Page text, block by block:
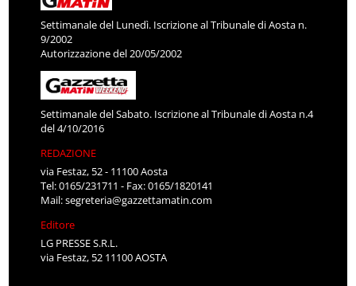
Settimanale del Lunedì. Iscrizione al Tribunale di Aosta n.
9/2002
Autorizzazione del 20/05/2002
Settimanale del Sabato. Iscrizione al Tribunale di Aosta n.4
del 4/10/2016
REDAZIONE
via Festaz, 52 - 11100 Aosta
Tel: 0165/231711 - Fax: 0165/1820141
Mail:segreteria@gazzettamatin.com
Editore
LG PRESSE S.R.L.
via Festaz, 52 11100 AOSTA